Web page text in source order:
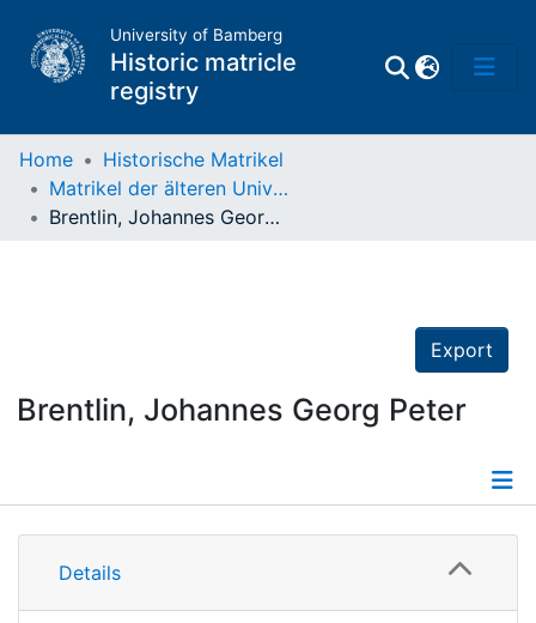
University of Bamberg
Historic matricle
registry
Matrikel
Home
Historische Matrikel
Matrikel der älteren Universität
Brentlin, Johannes Georg Peter
Export
Brentlin, Johannes Georg Peter
Details
Details